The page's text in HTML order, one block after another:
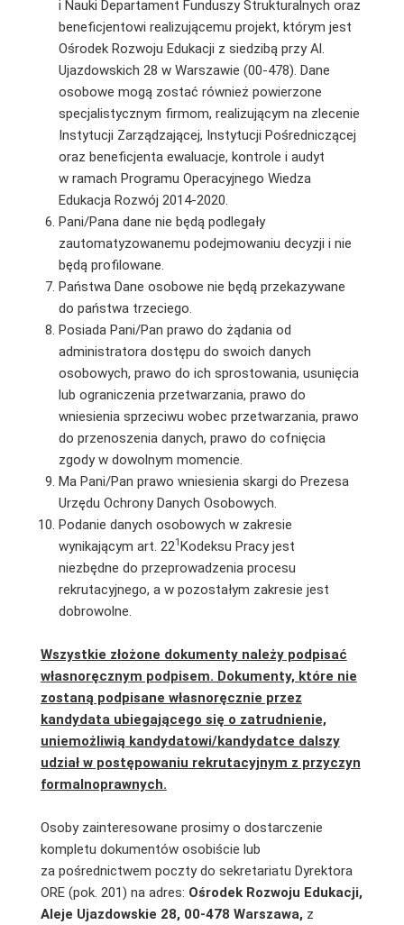
i Nauki Departament Funduszy Strukturalnych oraz
beneficjentowi realizującemu projekt, którym jest
Ośrodek Rozwoju Edukacji z siedzibą przy Al.
Ujazdowskich 28 w Warszawie (00-478). Dane
osobowe mogą zostać również powierzone
specjalistycznym firmom, realizującym na zlecenie
Instytucji Zarządzającej, Instytucji Pośredniczącej
oraz beneficjenta ewaluacje, kontrole i audyt
w ramach Programu Operacyjnego Wiedza
Edukacja Rozwój 2014-2020.
Pani/Pana dane nie będą podlegały
zautomatyzowanemu podejmowaniu decyzji i nie
będą profilowane.
Państwa Dane osobowe nie będą przekazywane
do państwa trzeciego.
Posiada Pani/Pan prawo do żądania od
administratora dostępu do swoich danych
osobowych, prawo do ich sprostowania, usunięcia
lub ograniczenia przetwarzania, prawo do
wniesienia sprzeciwu wobec przetwarzania, prawo
do przenoszenia danych, prawo do cofnięcia
zgody w dowolnym momencie.
Ma Pani/Pan prawo wniesienia skargi do Prezesa
Urzędu Ochrony Danych Osobowych.
Podanie danych osobowych w zakresie
wynikającym art. 221Kodeksu Pracy jest
niezbędne do przeprowadzenia procesu
rekrutacyjnego, a w pozostałym zakresie jest
dobrowolne.
Wszystkie złożone dokumenty należy podpisać
własnoręcznym podpisem. Dokumenty, które nie
zostaną podpisane własnoręcznie przez
kandydata ubiegającego się o zatrudnienie,
uniemożliwią kandydatowi/kandydatce dalszy
udział w postępowaniu rekrutacyjnym z przyczyn
formalnoprawnych.
Osoby zainteresowane prosimy o dostarczenie
kompletu dokumentów osobiście lub
za pośrednictwem poczty do sekretariatu Dyrektora
ORE (pok. 201) na adres: Ośrodek Rozwoju Edukacji,
Aleje Ujazdowskie 28, 00-478 Warszawa, z